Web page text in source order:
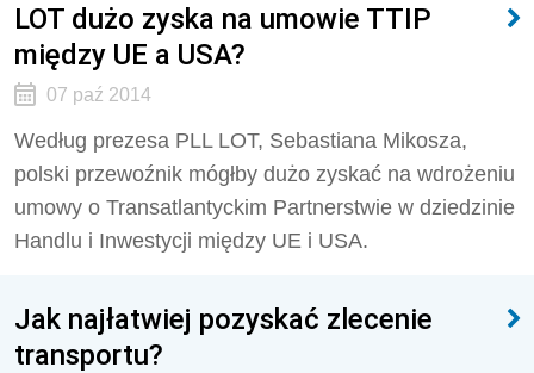
LOT dużo zyska na umowie TTIP
między UE a USA?
07 paź 2014
Według prezesa PLL LOT, Sebastiana Mikosza,
polski przewoźnik mógłby dużo zyskać na wdrożeniu
umowy o Transatlantyckim Partnerstwie w dziedzinie
Handlu i Inwestycji między UE i USA.
Jak najłatwiej pozyskać zlecenie
transportu?